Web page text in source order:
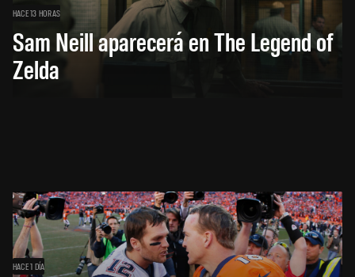
HACE 13 HORAS
Sam Neill aparecerá en The Legend of
Zelda
HACE 1 DÍA